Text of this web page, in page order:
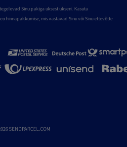
Sinu pakiga uksest ukseni. Kasuta
hinnapakkumise, mis vastavad Sinu või Sinu ettevõtte
SENDPARCEL.COM